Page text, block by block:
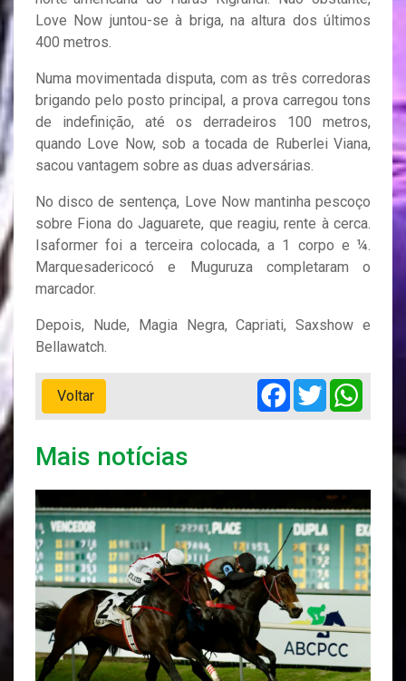
Love Now juntou-se à briga, na altura dos últimos
400 metros.
Numa movimentada disputa, com as três corredoras
brigando pelo posto principal, a prova carregou tons
de indefinição, até os derradeiros 100 metros,
quando Love Now, sob a tocada de Ruberlei Viana,
sacou vantagem sobre as duas adversárias.
No disco de sentença, Love Now mantinha pescoço
sobre Fiona do Jaguarete, que reagiu, rente à cerca.
Isaformer foi a terceira colocada, a 1 corpo e ¼.
Marquesadericocó e Muguruza completaram o
marcador.
Depois, Nude, Magia Negra, Capriati, Saxshow e
Bellawatch.
Voltar
Facebook
Twitter
Mais notícias